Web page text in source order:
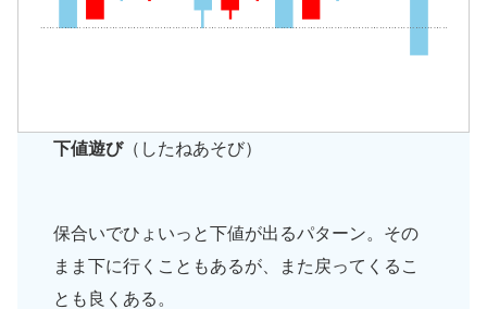
下値遊び（したねあそび）
保合いでひょいっと下値が出るパターン。その
まま下に行くこともあるが、また戻ってくるこ
とも良くある。